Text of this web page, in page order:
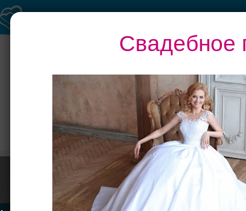
Свадебное
Торжество в
Петергофе